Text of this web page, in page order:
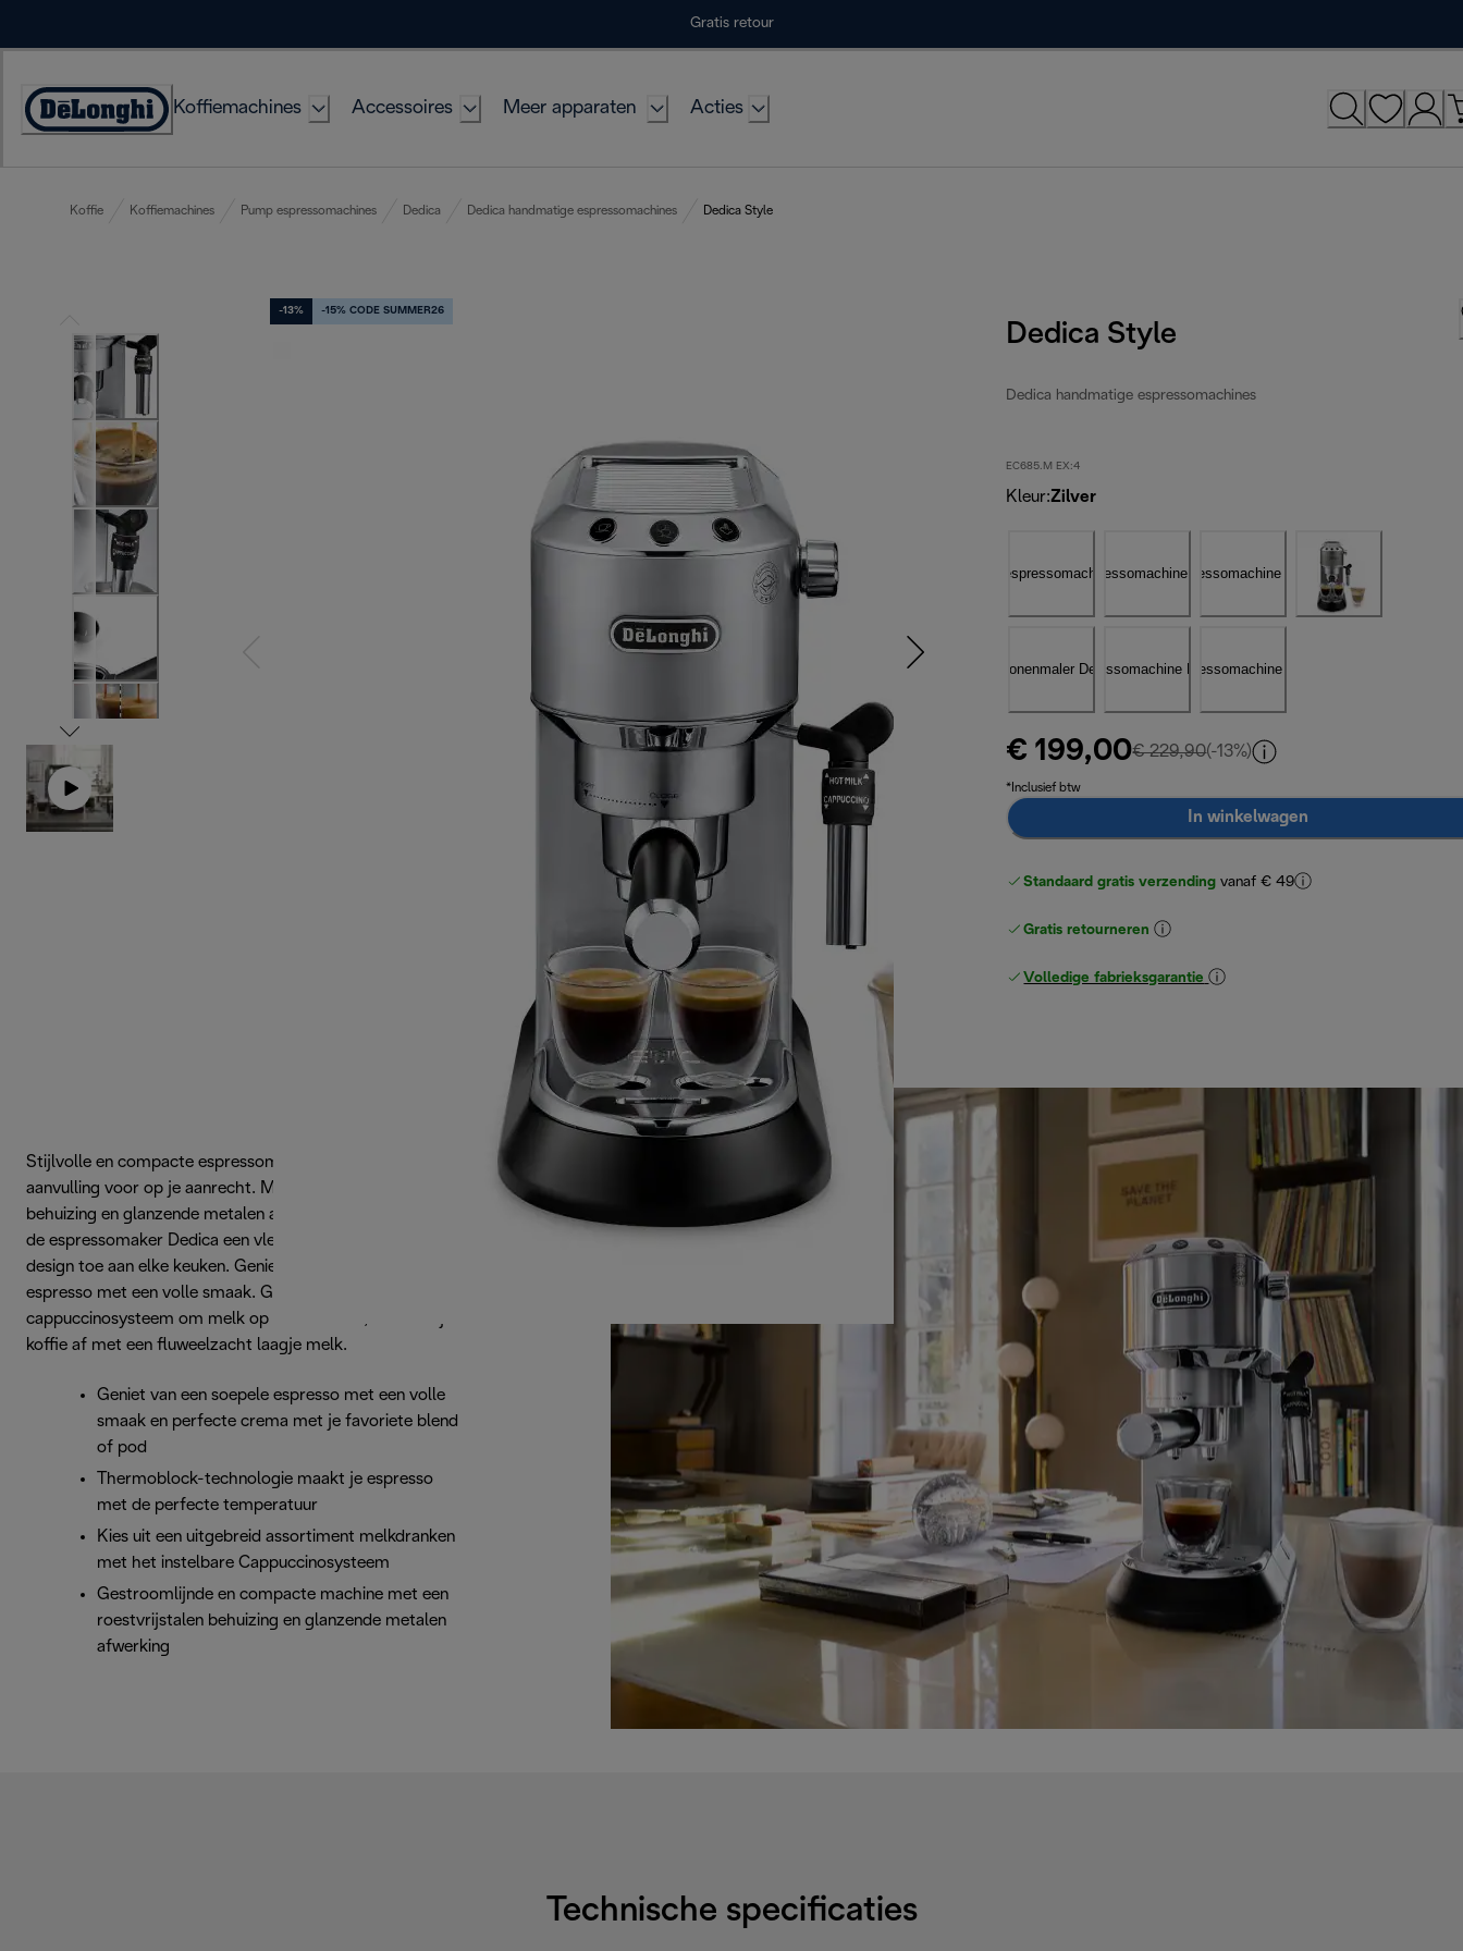
Gratis retour
Accessibility
Koffiemachines Accessoires Meer apparaten Acties
Koffie Koffiemachines Pump espressomachines Dedica Dedica handmatige espressomachines Dedica Style
-13% -15% CODE SUMMER26
Dedica Style
Dedica handmatige espressomachines
EC685.M EX:4
Kleur:Zilver
€ 199,00€ 229,90originele prijs € 229,90
(-13%)
*Inclusief btw
In winkelwagen
Standaard gratis verzending vanaf € 49
Gratis retourneren
Volledige fabrieksgarantie
Stijlvolle en compacte espressomachine, ontworpen als
aanvulling voor op je aanrecht. Met zijn roestvrijstalen
behuizing en glanzende metalen afwerking voegt
de espressomaker Dedica een vleugje authentiek Italiaans
design toe aan elke keuken. Geniet van een soepele
espresso met een volle smaak. Gebruik het instelbare
cappuccinosysteem om melk op te schuimen, of maak je
koffie af met een fluweelzacht laagje melk.
Geniet van een soepele espresso met een volle
smaak en perfecte crema met je favoriete blend
of pod
Thermoblock-technologie maakt je espresso
met de perfecte temperatuur
Kies uit een uitgebreid assortiment melkdranken
met het instelbare Cappuccinosysteem
Gestroomlijnde en compacte machine met een
roestvrijstalen behuizing en glanzende metalen
afwerking
Technische specificaties